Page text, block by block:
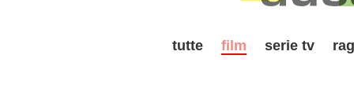
tutte film serie tv